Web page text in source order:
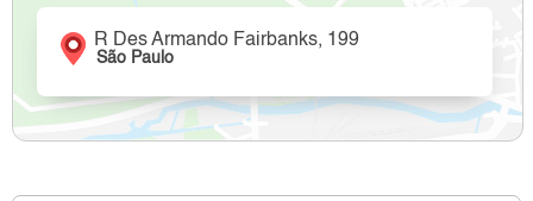
R Des Armando Fairbanks, 199
São Paulo